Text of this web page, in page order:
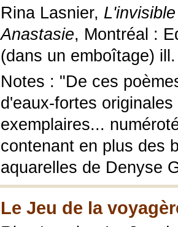
Rina Lasnier,
Anastasie, Montréal :
(dans un emboîtage)
Notes : "De ces
d'eaux-fortes
exemplaires...
contenant en plus des
aquarelles de Denyse
Le Jeu de la